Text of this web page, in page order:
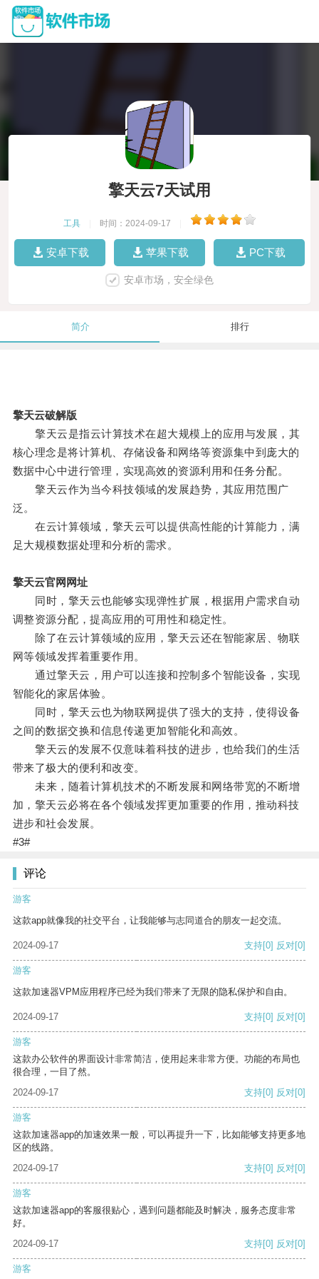
擎天云7天试用
工具 时间：2024-09-17
安卓下载 苹果下载 PC下载
安卓市场，安全绿色
简介 排行
擎天云破解版
擎天云是指云计算技术在超大规模上的应用与发展，其
核心理念是将计算机、存储设备和网络等资源集中到庞大的
数据中心中进行管理，实现高效的资源利用和任务分配。
擎天云作为当今科技领域的发展趋势，其应用范围广
泛。
在云计算领域，擎天云可以提供高性能的计算能力，满
足大规模数据处理和分析的需求。
擎天云官网网址
同时，擎天云也能够实现弹性扩展，根据用户需求自动
调整资源分配，提高应用的可用性和稳定性。
除了在云计算领域的应用，擎天云还在智能家居、物联
网等领域发挥着重要作用。
通过擎天云，用户可以连接和控制多个智能设备，实现
智能化的家居体验。
同时，擎天云也为物联网提供了强大的支持，使得设备
之间的数据交换和信息传递更加智能化和高效。
擎天云的发展不仅意味着科技的进步，也给我们的生活
带来了极大的便利和改变。
未来，随着计算机技术的不断发展和网络带宽的不断增
加，擎天云必将在各个领域发挥更加重要的作用，推动科技
进步和社会发展。
#3#
评论
游客
这款app就像我的社交平台，让我能够与志同道合的朋友一起交流。
2024-09-17 支持[0] 反对[0]
游客
这款加速器VPM应用程序已经为我们带来了无限的隐私保护和自由。
2024-09-17 支持[0] 反对[0]
游客
这款办公软件的界面设计非常简洁，使用起来非常方便。功能的布局也
很合理，一目了然。
2024-09-17
支持[0] 反对[0]
游客
这款加速器app的加速效果一般，可以再提升一下，比如能够支持更多地
区的线路。
2024-09-17
支持[0] 反对[0]
游客
这款加速器app的客服很贴心，遇到问题都能及时解决，服务态度非常
好。
2024-09-17
支持[0] 反对[0]
游客